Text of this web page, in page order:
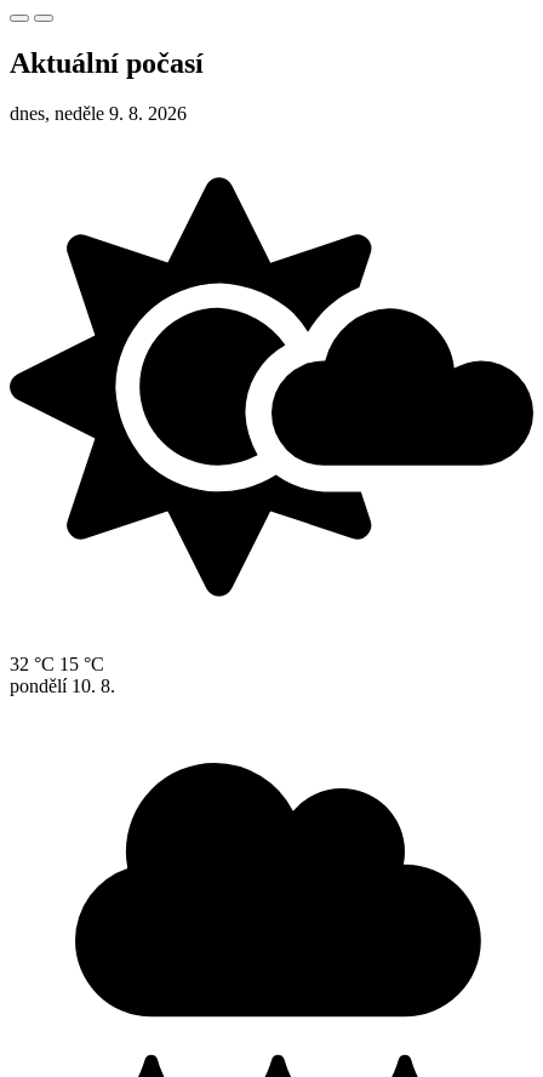
Aktuální počasí
dnes, neděle 9. 8. 2026
32 °C 15 °C
pondělí 10. 8.